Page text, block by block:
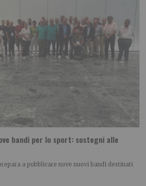
bandi per lo sport: sostegni alle
a pubblicare nove nuovi bandi destinati